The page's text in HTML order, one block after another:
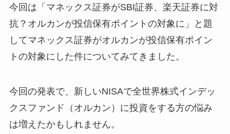
今回は「マネックス証券がSBI証券、楽天証券に対
抗？オルカンが投信保有ポイントの対象に」と題
してマネックス証券がオルカンが投信保有ポイン
トの対象にした件についてみてきました。
今回の発表で、新しいNISAで全世界株式インデッ
クスファンド（オルカン）に投資をする方の悩み
は増えたかもしれません。